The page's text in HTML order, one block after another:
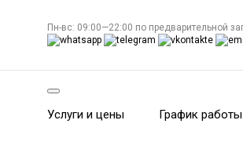
Пн-вс: 09:00—22:00 по предварительной
Услуги и цены График работы